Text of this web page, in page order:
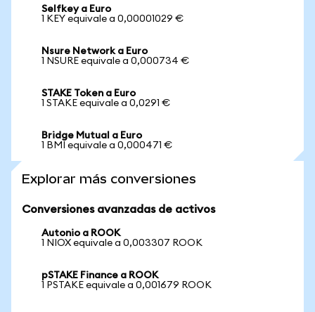
Selfkey a Euro
1 KEY equivale a 0,00001029 €
Nsure Network a Euro
1 NSURE equivale a 0,000734 €
STAKE Token a Euro
1 STAKE equivale a 0,0291 €
Bridge Mutual a Euro
1 BMI equivale a 0,000471 €
Explorar más conversiones
Conversiones avanzadas de activos
Autonio a ROOK
1 NIOX equivale a 0,003307 ROOK
pSTAKE Finance a ROOK
1 PSTAKE equivale a 0,001679 ROOK